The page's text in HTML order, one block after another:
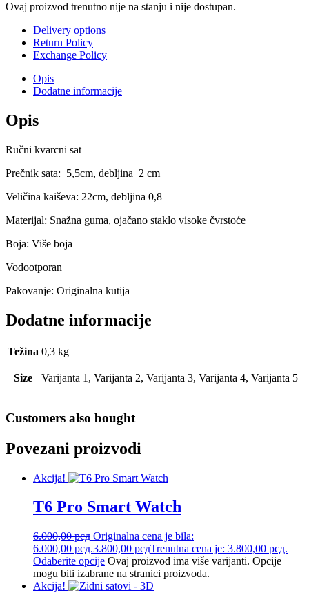
Ovaj proizvod trenutno nije na stanju i nije dostupan.
Delivery options
Return Policy
Exchange Policy
Opis
Dodatne informacije
Opis
Ručni kvarcni sat
Prečnik sata: 5,5cm, debljina 2 cm
Veličina kaiševa: 22cm, debljina 0,8
Materijal: Snažna guma, ojačano staklo visoke čvrstoće
Boja: Više boja
Vodootporan
Pakovanje: Originalna kutija
Dodatne informacije
Težina 0,3 kg
Size Varijanta 1, Varijanta 2, Varijanta 3, Varijanta 4, Varijanta 5
Customers also bought
Povezani proizvodi
Akcija!
T6 Pro Smart Watch
6.000,00рсд Originalna cena je bila:
6.000,00 рсд.3.800,00 рсдTrenutna cena je: 3.800,00 рсд.
Odaberite opcije Ovaj proizvod ima više varijanti. Opcije
mogu biti izabrane na stranici proizvoda.
Akcija!